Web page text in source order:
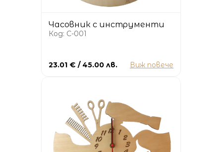
Часовник с инструменти
Код: C-001
23.01 € / 45.00 лв. Виж повече